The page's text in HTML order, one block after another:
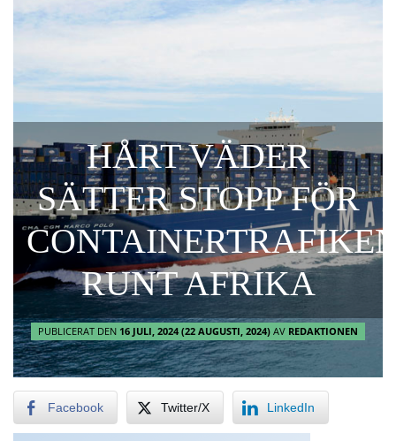
HÅRT VÄDER
SÄTTER STOPP FÖR
RUNT AFRIKA
PUBLICERAT DEN 16 JULI, 2024 (22 AUGUSTI, 2024) AV REDAKTIONEN
Facebook Twitter/X LinkedIn